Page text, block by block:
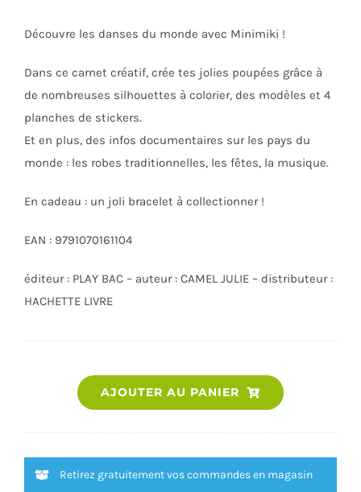
Découvre les danses du monde avec Minimiki !
Dans ce carnet créatif, crée tes jolies poupées grâce à
de nombreuses silhouettes à colorier, des modèles et 4
planches de stickers.
Et en plus, des infos documentaires sur les pays du
monde : les robes traditionnelles, les fêtes, la musique.
En cadeau : un joli bracelet à collectionner !
EAN : 9791070161104
éditeur : PLAY BAC – auteur : CAMEL JULIE – distributeur :
HACHETTE LIVRE
de
CARNET
CREATIF
AJOUTER AU PANIER
Retirez gratuitement vos commandes en magasin